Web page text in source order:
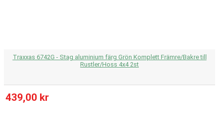
Traxxas 6742G - Stag aluminium färg Grön Komplett Främre/Bakre till
Rustler/Hoss 4x4 2st
439,00 kr